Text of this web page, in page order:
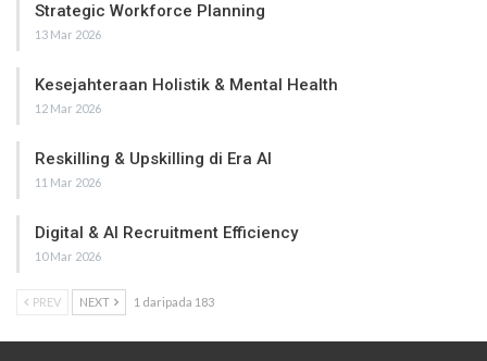
Strategic Workforce Planning
13 Mar 2026
Kesejahteraan Holistik & Mental Health
12 Mar 2026
Reskilling & Upskilling di Era AI
11 Mar 2026
Digital & AI Recruitment Efficiency
10 Mar 2026
PREV NEXT 1 daripada 183